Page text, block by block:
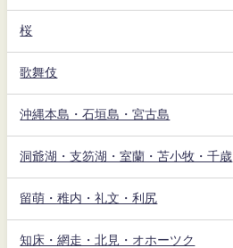
桜
歌舞伎
沖縄本島・石垣島・宮古島
洞爺湖・支笏湖・室蘭・苫小牧・千歳
留萌・稚内・礼文・利尻
知床・網走・北見・オホーツク